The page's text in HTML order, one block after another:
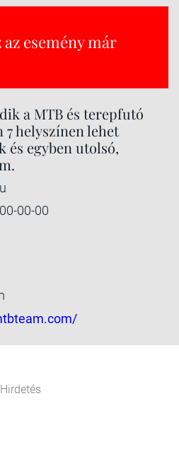
esemény már
a MTB és terepfutó
helyszínen lehet
és egyben utolsó,
00-00
Hirdetés